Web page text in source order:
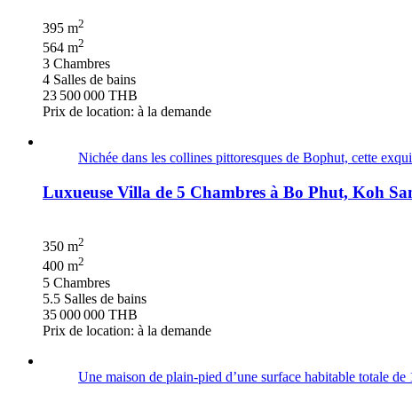
395 m2
564 m2
3 Chambres
4 Salles de bains
23 500 000 THB
Prix de location: à la demande
Nichée dans les collines pittoresques de Bophut, cette
Luxueuse Villa de 5 Chambres à Bo Phut, Koh
350 m2
400 m2
5 Chambres
5.5 Salles de bains
35 000 000 THB
Prix de location: à la demande
Une maison de plain-pied d’une surface habitable totale